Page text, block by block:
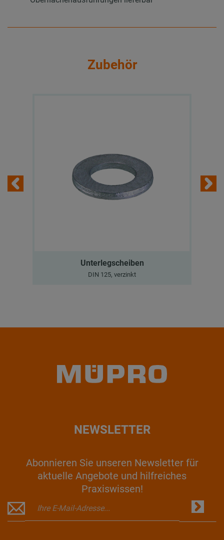
Zubehör
Unterlegscheiben
DIN 125, verzinkt
NEWSLETTER
Abonnieren Sie unseren Newsletter für
aktuelle Angebote und hilfreiches
Praxiswissen!